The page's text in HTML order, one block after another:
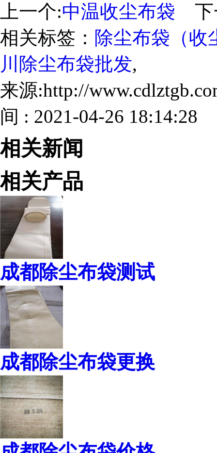
上一个:中温收尘布袋 下
相关标签： 除尘布袋（收
川除尘布袋批发,
来源:http://
间 : 2021-04-26 18:14:28
相关新闻
相关产品
成都除尘布袋测试
成都除尘布袋更换